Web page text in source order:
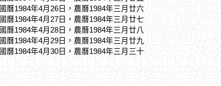
國曆1984年4月26日，農曆1984年三月廿六
國曆1984年4月27日，農曆1984年三月廿七
國曆1984年4月28日，農曆1984年三月廿八
國曆1984年4月29日，農曆1984年三月廿九
國曆1984年4月30日，農曆1984年三月三十